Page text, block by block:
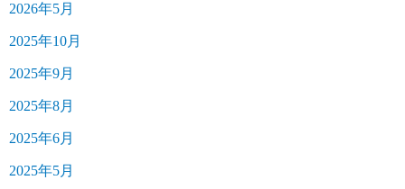
2026年5月
2025年10月
2025年9月
2025年8月
2025年6月
2025年5月